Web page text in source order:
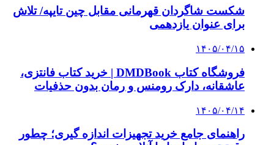
4 هفته پیش
از کجا تجهیزات ترافیکی باکیفیت بخریم؟ راهنمای
انتخاب بهترین فروشنده
۱۴۰۵/۰۴/۱۸
راه اندازی مرغداری؛ محاسبه هزینه، درآمد و سود با
طرح توجیهی
۱۴۰۵/۰۴/۱۵